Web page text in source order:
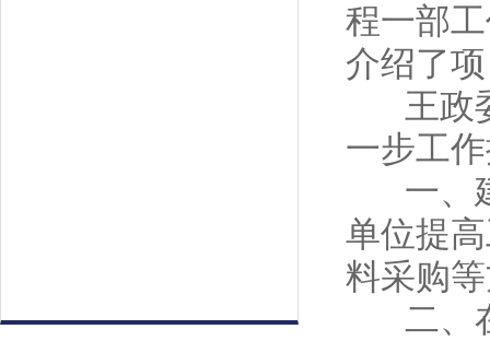
程一部
介绍了
王政委
一步工
一、建
单位提
料采购
二、在